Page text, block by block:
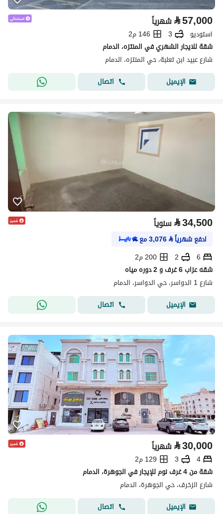
⃁57,000 شهرياً
استوديو 3
146 م2
شقة للايجار الشهري في المنتزه، الدمام
شارع عبيد ابن ثعلبة، حي المنتزه، الدمام
الإيميل
اتصال
⃁34,500 سنوياً
ادفع شهرياً⃁
3,076مع
6
2
200 م2
شقه عزاب 6 غرف و 2 دوره مياه
شارع 1 الدواسر، حي الدواسر، الدمام
الإيميل
اتصال
⃁30,000 شهرياً
4
3
129 م2
شقة من 4 غرف نوم للإيجار في الجوهرة، الدمام
شارع الزخرف، حي الجوهرة، الدمام
الإيميل
اتصال